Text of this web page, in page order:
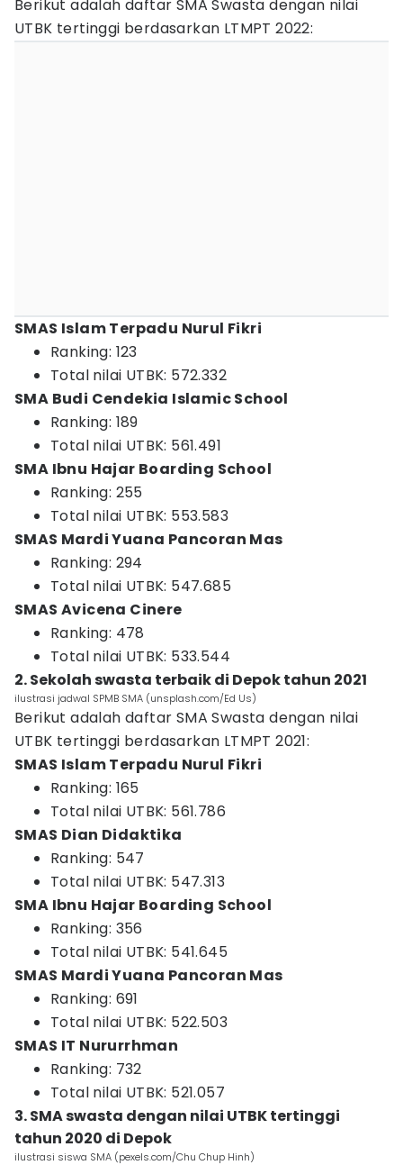
Berikut adalah daftar SMA Swasta dengan nilai
UTBK tertinggi berdasarkan LTMPT 2022:
SMAS Islam Terpadu Nurul Fikri
Ranking: 123
Total nilai UTBK: 572.332
SMA Budi Cendekia Islamic School
Ranking: 189
Total nilai UTBK: 561.491
SMA Ibnu Hajar Boarding School
Ranking: 255
Total nilai UTBK: 553.583
SMAS Mardi Yuana Pancoran Mas
Ranking: 294
Total nilai UTBK: 547.685
SMAS Avicena Cinere
Ranking: 478
Total nilai UTBK: 533.544
2. Sekolah swasta terbaik di Depok tahun 2021
ilustrasi jadwal SPMB SMA (unsplash.com/Ed Us)
Berikut adalah daftar SMA Swasta dengan nilai
UTBK tertinggi berdasarkan LTMPT 2021:
SMAS Islam Terpadu Nurul Fikri
Ranking: 165
Total nilai UTBK: 561.786
SMAS Dian Didaktika
Ranking: 547
Total nilai UTBK: 547.313
SMA Ibnu Hajar Boarding School
Ranking: 356
Total nilai UTBK: 541.645
SMAS Mardi Yuana Pancoran Mas
Ranking: 691
Total nilai UTBK: 522.503
SMAS IT Nururrhman
Ranking: 732
Total nilai UTBK: 521.057
3. SMA swasta dengan nilai UTBK tertinggi
tahun 2020 di Depok
ilustrasi siswa SMA (pexels.com/Chu Chup Hinh)